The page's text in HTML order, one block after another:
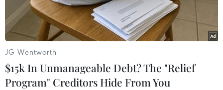
JG Wentworth
$15k In Unmanageable Debt? The "Relief
Program" Creditors Hide From You